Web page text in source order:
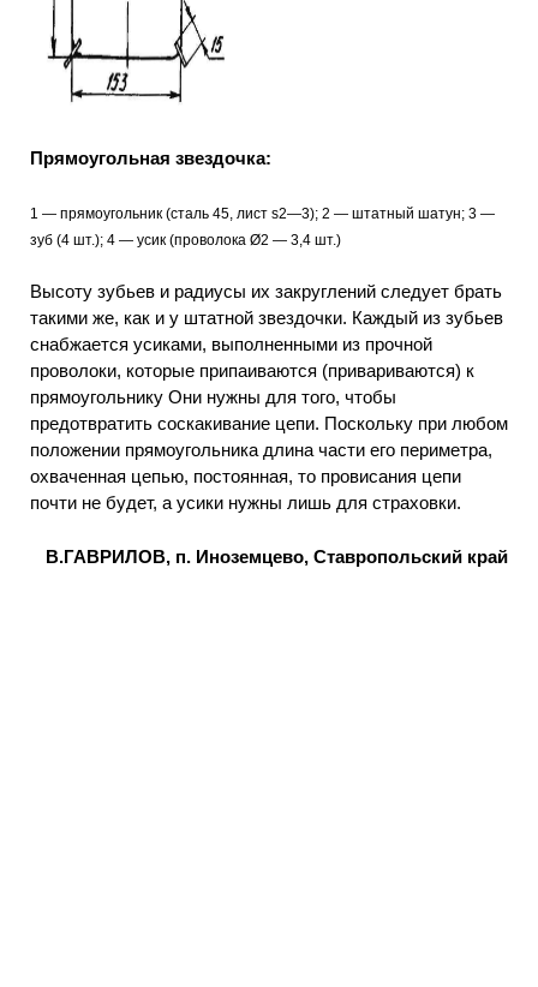
Прямоугольная звездочка:
1 — прямоугольник (сталь 45, лист s2—3); 2 — штатный шатун; 3 —
зуб (4 шт.); 4 — усик (проволока Ø2 — 3,4 шт.)
Высоту зубьев и радиусы их закруглений следует брать
такими же, как и у штатной звездочки. Каждый из зубьев
снабжается усиками, выполненными из прочной
проволоки, которые припаиваются (привариваются) к
прямоугольнику Они нужны для того, чтобы
предотвратить соскакивание цепи. Поскольку при любом
положении прямоугольника длина части его периметра,
охваченная цепью, постоянная, то провисания цепи
почти не будет, а усики нужны лишь для страховки.
В.ГАВРИЛОВ, п. Иноземцево, Ставропольский край